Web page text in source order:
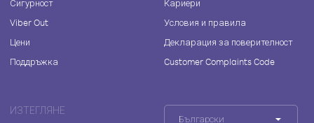
Сигурност
Viber Out
Цени
Поддръжка
Кариери
Условия и правила
Декларация за поверителност
Customer Complaints Code
ИЗТЕГЛЯНЕ
Български